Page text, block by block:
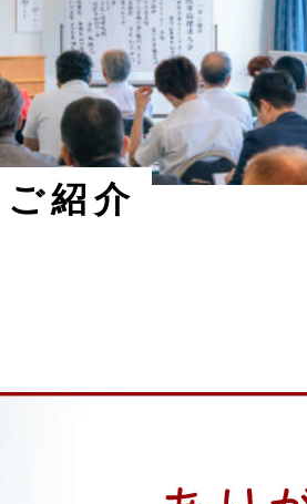
あいさつ
倫理経
ナイトセ
者の集い
後継者倫
紹介